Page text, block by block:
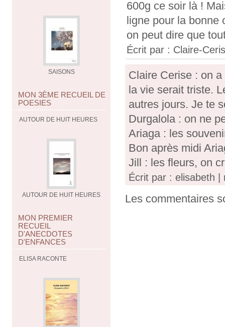
SAISONS
MON 3ÈME RECUEIL DE
POESIES
AUTOUR DE HUIT HEURES
AUTOUR DE HUIT HEURES
MON PREMIER
RECUEIL
D'ANECDOTES
D'ENFANCES
ELISA RACONTE
600g ce soir là !
ligne pour la bonne
on peut dire que
Écrit par : Claire-
Claire Cerise : on
la vie serait triste.
autres jours. Je te
Durgalola : on ne
Ariaga : les
Bon après midi
Jill : les fleurs, on
Écrit par : elisabeth |
Les commentaires